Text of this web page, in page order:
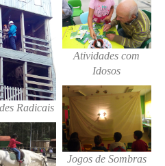
Radicais
Atividades com
Idosos
Jogos de Sombras